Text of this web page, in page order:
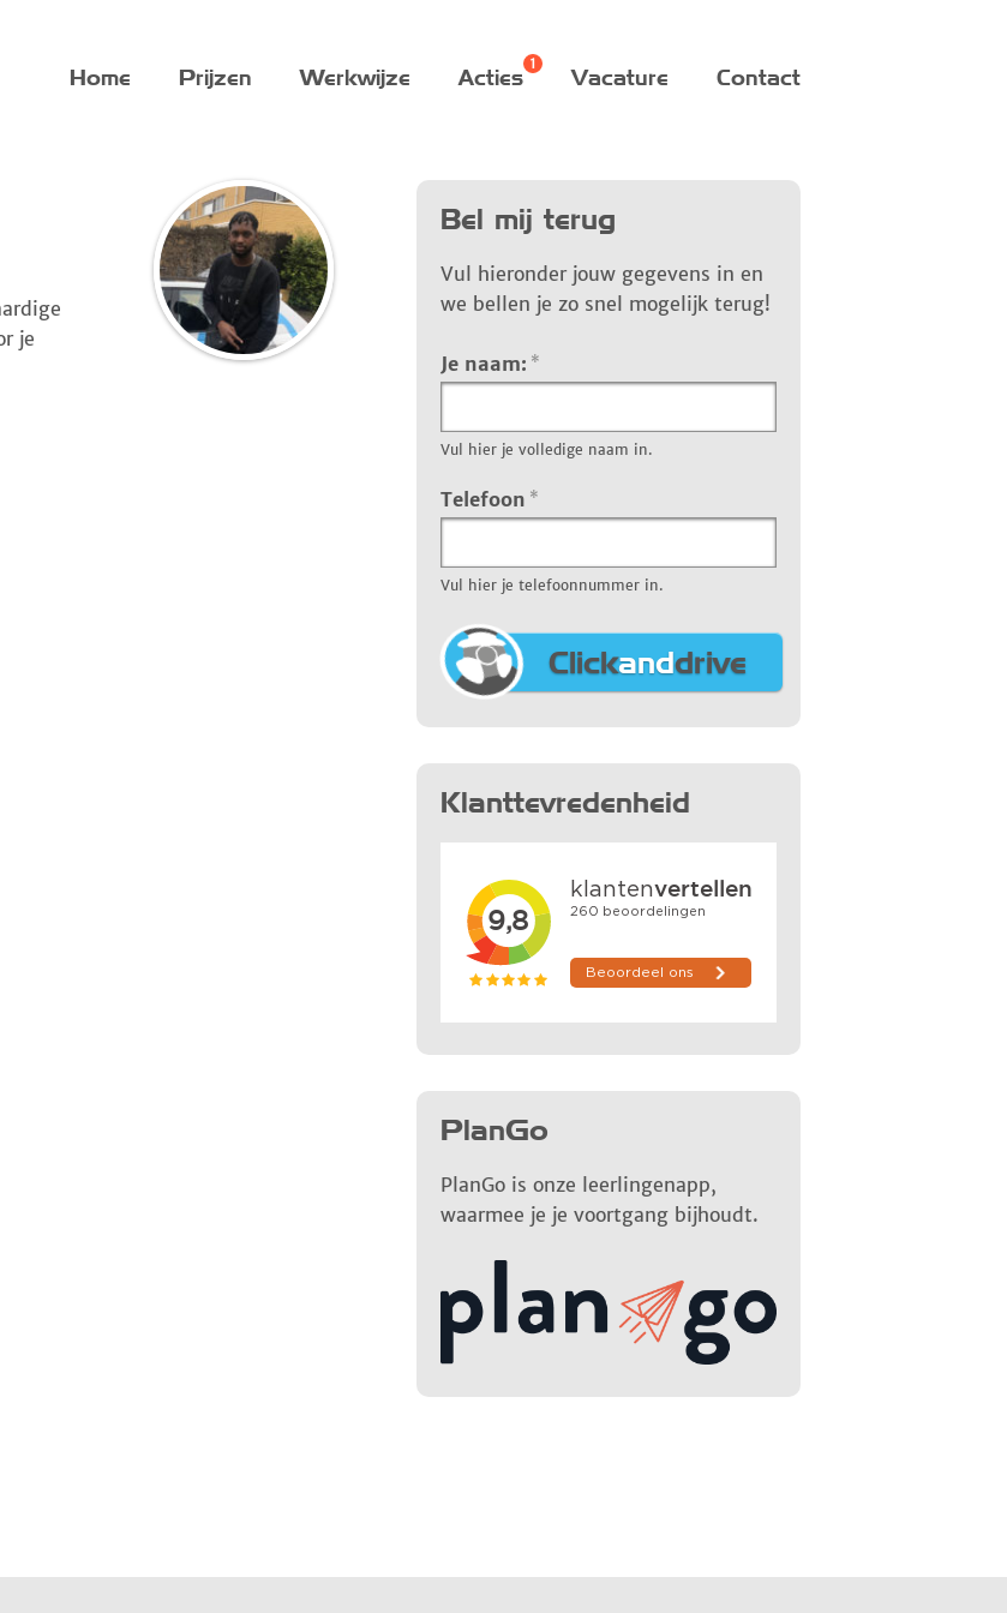
Home Prijzen Werkwijze Acties Vacature Contact
je
Bel mij terug
Vul hieronder jouw gegevens in en
we bellen je zo snel mogelijk terug!
Je naam: *
Vul hier je volledige naam in.
Telefoon *
Vul hier je telefoonnummer in.
Clickanddrive
Klanttevredenheid
PlanGo
PlanGo is onze leerlingenapp,
waarmee je je voortgang bijhoudt.